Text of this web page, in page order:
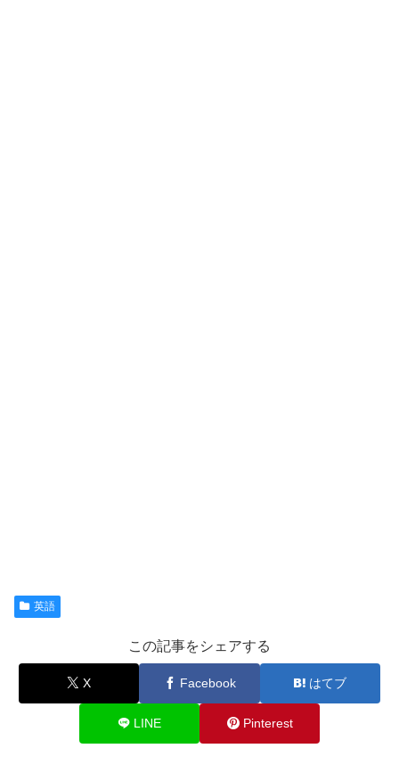
英語
この記事をシェアする
X Facebook はてブ
LINE Pinterest